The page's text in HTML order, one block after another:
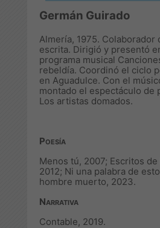
Germán Guirado
Almería, 1975. Colaborador
escrita. Dirigió y presentó
programa musical
rebeldía. Coordinó el ciclo
en Aguadulce. Con el
montado el espectáculo de
Los artistas domados.
Poesía
Menos tú, 2007; Escritos
2012; Ni una palabra de esto
hombre muerto, 2023.
Narrativa
Contable, 2019.